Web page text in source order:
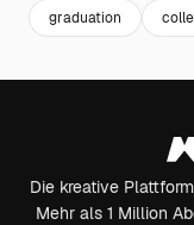
graduation
Die kreative
Mehr als 1 Million